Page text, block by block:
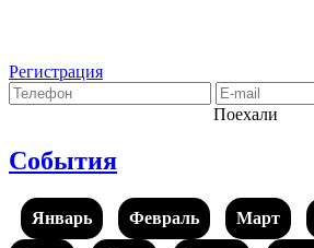
Регистрация
Поехали
События
Январь Февраль Март